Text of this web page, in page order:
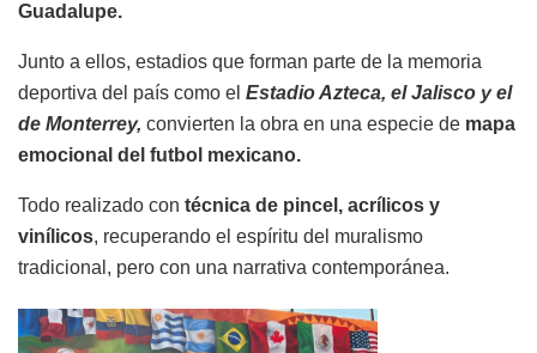
Guadalupe.
Junto a ellos, estadios que forman parte de la memoria
deportiva del país como el Estadio Azteca, el Jalisco y el
de Monterrey, convierten la obra en una especie de mapa
emocional del futbol mexicano.
Todo realizado con técnica de pincel, acrílicos y
vinílicos, recuperando el espíritu del muralismo
tradicional, pero con una narrativa contemporánea.